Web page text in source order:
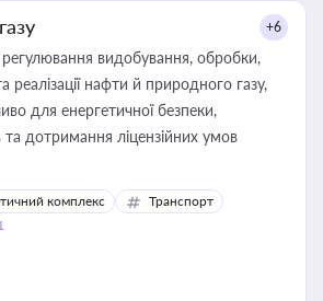
+6
видобування, обробки,
реалізації нафти й природного газу,
для енергетичної безпеки,
та дотримання ліцензійних умов
комплекс
Транспорт